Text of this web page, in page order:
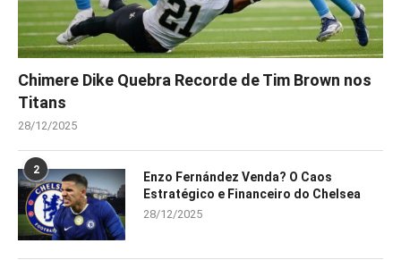
Chimere Dike Quebra Recorde de Tim Brown nos
Titans
28/12/2025
2
Enzo Fernández Venda? O Caos
Estratégico e Financeiro do Chelsea
28/12/2025